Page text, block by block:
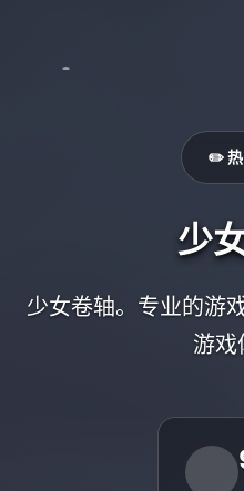
✏️ 热
少
少女卷轴。专业的游
游戏